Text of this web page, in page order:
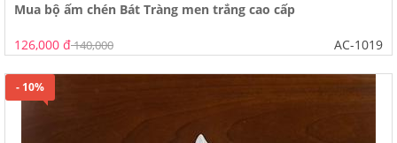
Mua bộ ấm chén Bát Tràng men trắng cao cấp
126,000 đ140,000 AC-1019
- 10%